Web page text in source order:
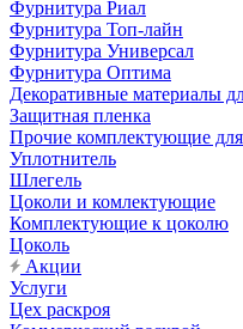
Фурнитура Риал
Фурнитура Топ-лайн
Фурнитура Универсал
Фурнитура Оптима
Декоративные материалы
Защитная пленка
Прочие комплектующие
Уплотнитель
Шлегель
Цоколи и комлектующие
Комплектующие к цоколю
Цоколь
Акции
Услуги
Цех раскроя